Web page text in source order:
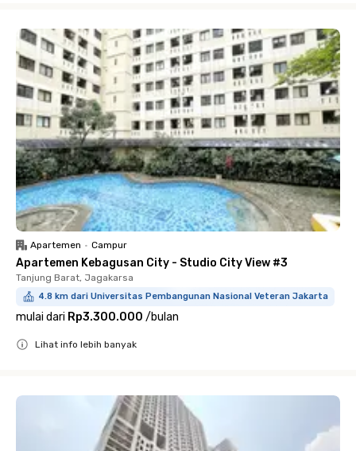
Apartemen • Campur
Apartemen Kebagusan City - Studio City View #3
Tanjung Barat, Jagakarsa
4.8 km dari Universitas Pembangunan Nasional Veteran Jakarta
mulai dari Rp3.300.000 /bulan
Lihat info lebih banyak